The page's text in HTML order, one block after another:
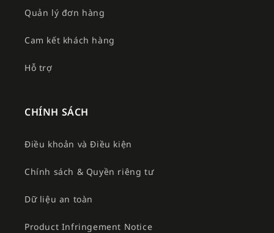
Quản lý đơn hàng
Cam kết khách hàng
Hỗ trợ
CHÍNH SÁCH
Điều khoản và Điều kiện
Chính sách & Quyền riêng tư
Dữ liệu an toàn
Product Infringement Notice